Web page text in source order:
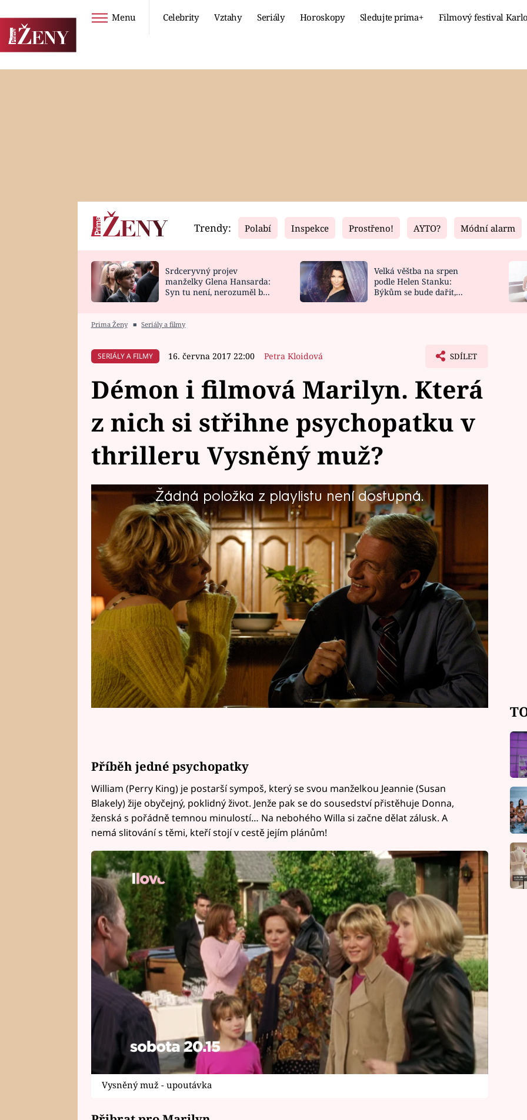
Menu Celebrity Vztahy Seriály Horoskopy Sledujte prima+ Filmový festival
Horoskopy
HOROSKOP NA
Video
CELEBRITY
VAŘENÍ
Fresh
NOVINKY
VIDEORECEPTY
Living
DESIGN
Trendy: Polabí Inspekce Prostřeno! AYTO? Módní alarm
Srdceryvný projev
manželky Glena Hansarda:
Syn tu není, nerozuměl by
Velká věštba na srpen
podle Helen Stanku:
Býkům se bude dařit,
Prima Ženy ■ Seriály a filmy
SERIÁLY A FILMY 16. června 2017 22:00 Petra Kloidová SDÍLET
Démon i filmová Marilyn. Která
z nich si střihne psychopatku v
thrilleru Vysněný muž?
Žádná položka z playlistu není dostupná.
O temných stránkách lidské povahy pojednává kanadský thriller
Vysněný muž. Kdo jím je a proč se nejen on ocitne v ohrožení? Snímek
Vysněný muž uvidíte v sobotu od 20:15 na Primě LOVE.
Příběh jedné psychopatky
William (Perry King) je postarší sympoš, který se svou manželkou Jeannie (Susan
Blakely) žije obyčejný, poklidný život. Jenže pak se do sousedství přistěhuje Donna,
ženská s pořádně temnou minulostí… Na nebohého Willa si začne dělat zálusk. A
nemá slitování s těmi, kteří stojí v cestě jejím plánům!
Vysněný muž - upoutávka